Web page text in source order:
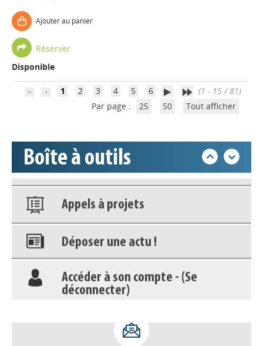
Ajouter au panier
Réserver
Disponible
1 2 3 4 5 6
(1 - 15 / 81)
Par page :
25 50 Tout afficher
Boîte à outils
déconnecter)
Nos veilles Scoop.it
Appels à projets
Déposer une actu !
Accéder à son compte - (Se
déconnecter)